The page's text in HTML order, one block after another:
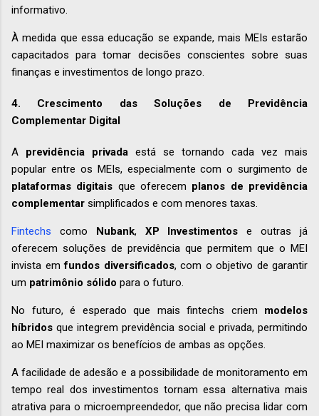
informativo.
À medida que essa educação se expande, mais MEIs estarão
capacitados para tomar decisões conscientes sobre suas
finanças e investimentos de longo prazo.
4. Crescimento das Soluções de Previdência
Complementar Digital
A previdência privada está se tornando cada vez mais
popular entre os MEIs, especialmente com o surgimento de
plataformas digitais que oferecem planos de previdência
complementar simplificados e com menores taxas.
Fintechs como Nubank, XP Investimentos e outras já
oferecem soluções de previdência que permitem que o MEI
invista emfundos diversificados, com o objetivo de garantir
um patrimônio sólido para o futuro.
No futuro, é esperado que mais fintechs criem modelos
híbridos que integrem previdência social e privada, permitindo
ao MEI maximizar os benefícios de ambas as opções.
A facilidade de adesão e a possibilidade de monitoramento em
tempo real dos investimentos tornam essa alternativa mais
atrativa para o microempreendedor, que não precisa lidar com